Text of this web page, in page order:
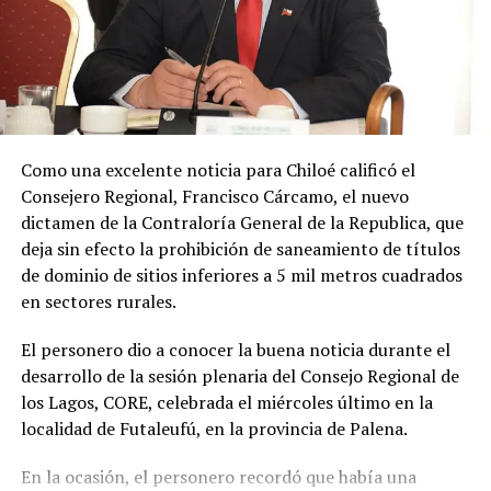
que asumí con la comunidad rural. Estamos
avanzando en una necesidad escolar que es evidente
y hoy he podido concretar el principal enlace con el
Ministerio de Educación.»
Soto Díaz también destacó su continuo apoyo a la
comunidad:«En paralelo, he estado acompañando a
la comunidad en lo que fue su presentación al
concejo municipal, donde ya evaluamos aportar a
este sueño con la futura compra de un terreno que
permita el crecimiento de la escuela y así poder
albergar la enseñanza media que todos anhelamos.»
«Es un orgullo aportar al sueño educativo de esta
comunidad. Desde su equipo profesional han hecho
invaluables aportes a nuestra identidad. Son un
grupo fantástico, con grandes liderazgos que hoy son
nuestro país,»concluyó.
Como una excelente noticia para Chiloé calificó el
Consejero Regional, Francisco Cárcamo, el nuevo
dictamen de la Contraloría General de la Republica, que
deja sin efecto la prohibición de saneamiento de títulos
de dominio de sitios inferiores a 5 mil metros cuadrados
en sectores rurales.
El personero dio a conocer la buena noticia durante el
desarrollo de la sesión plenaria del Consejo Regional de
los Lagos, CORE, celebrada el miércoles último en la
localidad de Futaleufú, en la provincia de Palena.
En la ocasión, el personero recordó que había una